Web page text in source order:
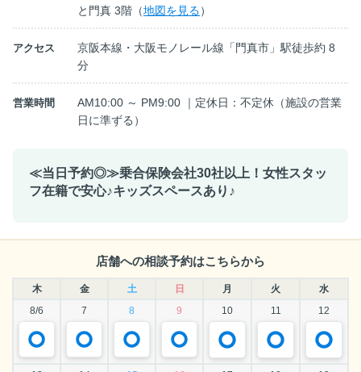
と門真 3階（地図を見る）
アクセス
京阪本線・大阪モノレール線「門真市」駅徒歩約 8
分
営業時間
AM10:00 ～ PM9:00 ｜定休日：不定休（施設の営業
日に準ずる）
≪当日予約◎≫乗合保険会社30社以上！女性スタッ
フ在籍で安心♪キッズスペースあり♪
店舗への相談予約はこちらから
木 金 土 日 月 火
水
8/6
7 8 9 10 11 12